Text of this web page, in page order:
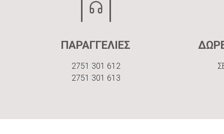
ΠΑΡΑΓΓΕΛΙΕΣ
2751 301 612
2751 301 613